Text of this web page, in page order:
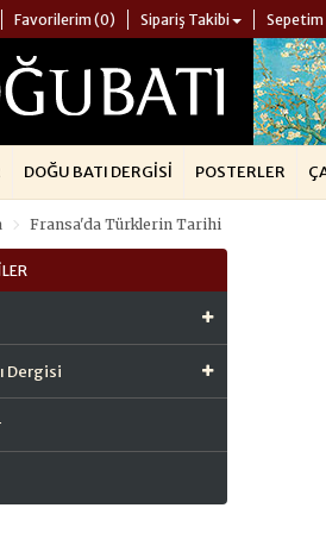
Favorilerim (0) Sipariş Takibi Sepetim
DOĞU BATI DERGISI POSTERLER
Fransa'da Türklerin Tarihi
Dergisi